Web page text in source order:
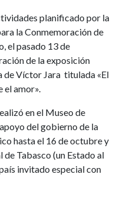
planificado por la
la Conmemoración de
el pasado 13 de
de la exposición
Víctor Jara titulada «El
el amor».
en el Museo de
del gobierno de la
hasta el 16 de octubre y
de Tabasco (un Estado al
invitado especial con